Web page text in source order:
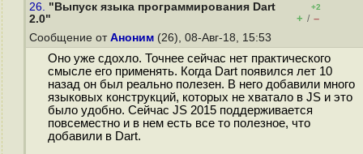
26. "Выпуск языка программирования Dart
2.0"
+2
+ / –
Сообщение от Аноним (26), 08-Авг-18, 15:53
Оно уже сдохло. Точнее сейчас нет практического
смысле его применять. Когда Dart появился лет 10
назад он был реально полезен. В него добавили много
языковых конструкций, которых не хватало в JS и это
было удобно. Сейчас JS 2015 поддерживается
повсеместно и в нем есть все то полезное, что
добавили в Dart.